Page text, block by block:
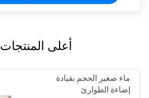
أعلى المنتجات
ماء صغير الحجم بقيادة
إضاءة الطوارئ